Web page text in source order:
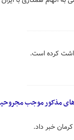
کرده است.
مذکور موجب
خبر داد.